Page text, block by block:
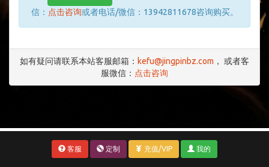
信： 点击咨询或者电话/微信：13942811678咨询购买。
如有疑问请联系本站客服邮箱： kefu@jingpinbz.com ， 或者客
服微信： 点击咨询
客服 定制 充值/VIP 我的